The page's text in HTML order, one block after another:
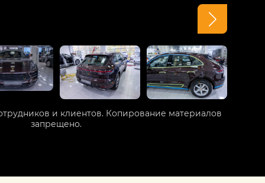
и клиентов. Копирование материалов
запрещено.